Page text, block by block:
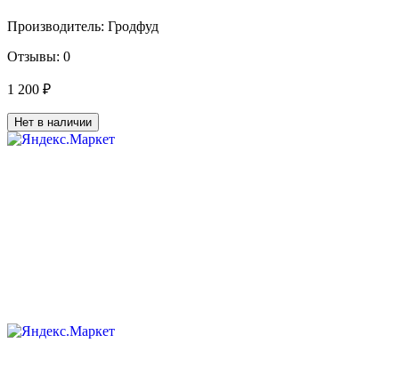
Производитель: Гродфуд
Отзывы: 0
1 200 ₽
Нет в наличии